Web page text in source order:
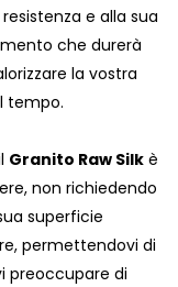
e alla sua
che durerà
la vostra
tempo.
Granito Raw Silk è
non richiedendo
superficie
permettendovi di
preoccupare di